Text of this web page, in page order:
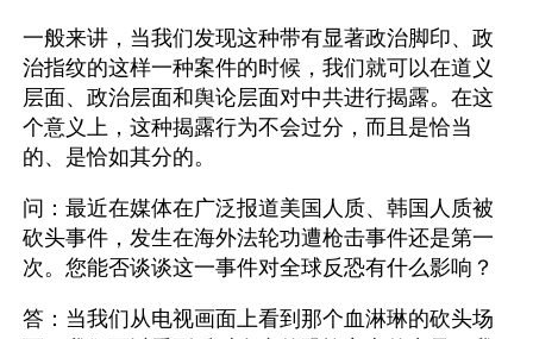
一般来讲，当我们发现这种带有显著政治脚印、政
治指纹的这样一种案件的时候，我们就可以在道义
层面、政治层面和舆论层面对中共进行揭露。在这
个意义上，这种揭露行为不会过分，而且是恰当
的、是恰如其分的。
问：最近在媒体在广泛报道美国人质、韩国人质被
砍头事件，发生在海外法轮功遭枪击事件还是第一
次。您能否谈谈这一事件对全球反恐有什么影响？
答：当我们从电视画面上看到那个血淋琳的砍头场